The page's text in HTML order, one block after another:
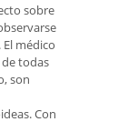
sobre
médico
todas
son
Con